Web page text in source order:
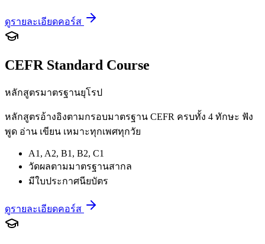
ดูรายละเอียดคอร์ส
CEFR Standard Course
หลักสูตรมาตรฐานยุโรป
หลักสูตรอ้างอิงตามกรอบมาตรฐาน CEFR ครบทั้ง 4 ทักษะ ฟัง
พูด อ่าน เขียน เหมาะทุกเพศทุกวัย
A1, A2, B1, B2, C1
วัดผลตามมาตรฐานสากล
มีใบประกาศนียบัตร
ดูรายละเอียดคอร์ส